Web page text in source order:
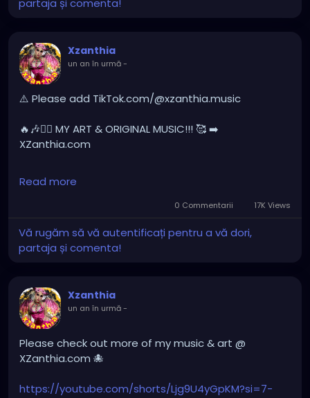
🔥🎶❤️‍🔥 MY ART & ORIGINAL MUSIC!!! 🥰 ➡️
YOUTUBE.com/XZanthiaMUSIC
hellpop
#monstercore#creaturecore#dommymommy
#gothchick#pastelgoth #goth
gothic#gothgirl
#gothaesthetic
#gothicgirl#metal#alternativegirl
steampunkgirl#art
partaja și comenta!
Xzanthia
un an în urmă-
⚠️ Please add TikTok.com/@xzanthia.music
🔥🎶❤️‍🔥 MY ART & ORIGINAL MUSIC!!! 🥰 ➡️
XZanthia.com
INSTAGRAM.com/xzanthia.official.profile
#hellpop #creaturecosplay #monstercosplay
#monstercore#creaturecore
#darkpop#evilpop
#gothic
#gothicstyle #gothgoth #gothaesthetic
#gothicgirl#metal
#Dominantwoman
Read more
0 Commentarii 17K Views
Vă rugăm să vă autentificați pentru a vă dori,
partaja și comenta!
Xzanthia
un an în urmă-
Please check out more of my music & art @
XZanthia.com 🐙
https://youtube.com/shorts/Ljg9U4yGpKM?si=7-